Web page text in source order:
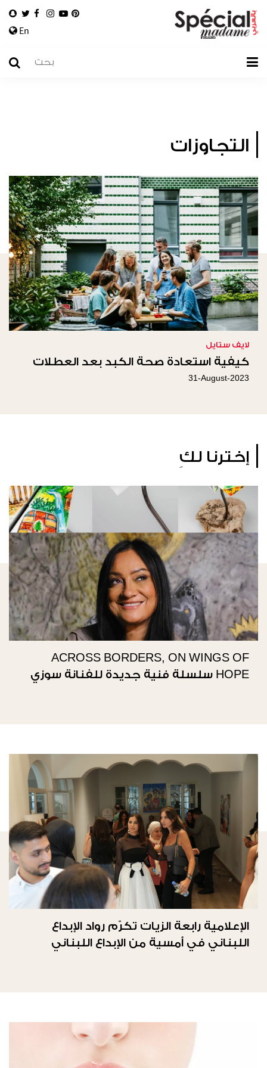
En
التجاوزات
لايف ستايل
كيفية استعادة صحة الكبد بعد العطلات
31-August-2023
إخترنا لكِ
ACROSS BORDERS, ON WINGS OF
HOPE سلسلة فنية جديدة للفنانة سوزي
الإعلامية رابعة الزيات تكرّم رواد الإبداع
اللبناني في أمسية من الإبداع اللبناني